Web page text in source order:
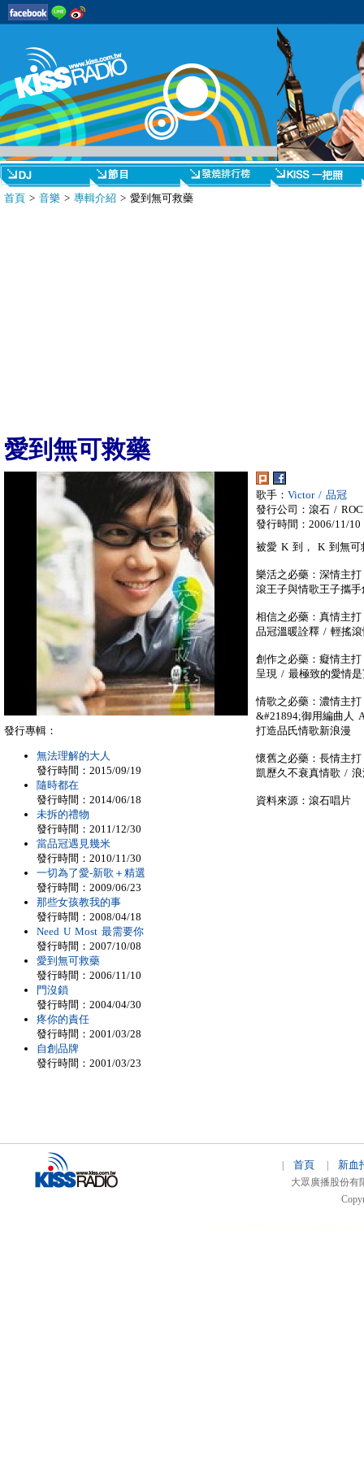
首頁 > 音樂 > 專輯介紹 > 愛到無可救藥
愛到無可救藥
歌手： Victor / 品冠
發行公司：滾石 /
發行時間：2006/11/10
被愛 K 到， K 到無可
樂活之必藥：深情主
滾王子與情歌王子攜
相信之必藥：真情主
品冠溫暖詮釋 / 輕搖
創作之必藥：癡情主
呈現 / 最極致的愛情
情歌之必藥：濃情主
&#21894;御用編曲人
打造品氏情歌新浪漫
懷舊之必藥：長情主
凱歷久不衰真情歌 /
資料來源：滾石唱片
發行專輯：
無法理解的大人
發行時間：2015/09/19
隨時都在
發行時間：2014/06/18
未拆的禮物
發行時間：2011/12/30
當品冠遇見幾米
發行時間：2010/11/30
一切為了愛-新歌＋精選
發行時間：2009/06/23
那些女孩教我的事
發行時間：2008/04/18
Need U Most 最需要你
發行時間：2007/10/08
愛到無可救藥
發行時間：2006/11/10
門沒鎖
發行時間：2004/04/30
疼你的責任
發行時間：2001/03/28
自創品牌
發行時間：2001/03/23
| 首頁| 新血
大眾廣播股份有